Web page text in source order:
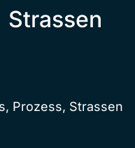
Strassen
Prozess, Strassen